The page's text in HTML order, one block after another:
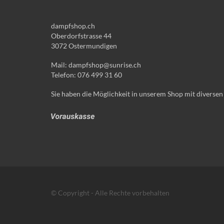
dampfshop.ch
Oberdorfstrasse 44
3072 Ostermundigen
Mail: dampfshop@sunrise.ch
Telefon: 076 499 31 60
Sie haben die Möglichkeit in unserem Shop mit
© Copyright - Alle Rechte vorbehalten